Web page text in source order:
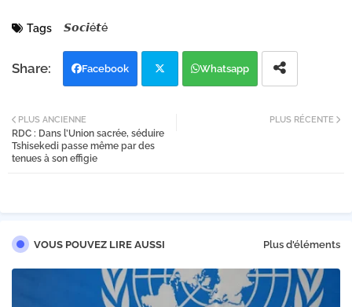
Tags 𝙎𝙤𝙘𝙞é𝙩é
Facebook
tter
Whatsapp
PLUS RÉCENTE
PLUS ANCIENNE
RDC : Dans l’Union sacrée, séduire
Tshisekedi passe même par des
tenues à son effigie
VOUS POUVEZ LIRE AUSSI Plus d'éléments